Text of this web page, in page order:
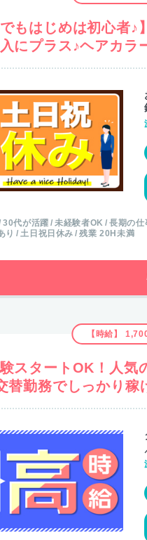
でもはじめは初心者
にプラス♪ヘアカラ
30代が活躍 未経験者OK 長期の仕
り
土日祝日休み 残業 20H未満
【時給】
スタートOK！人気
替勤務でしっかり稼